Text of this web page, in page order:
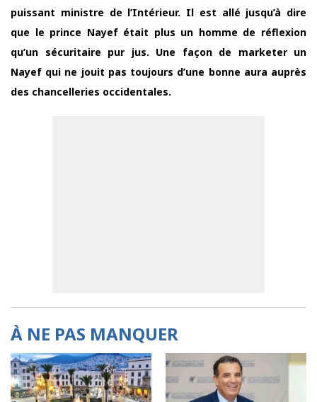
puissant ministre de l’Intérieur. Il est allé jusqu’à dire
que le prince Nayef était plus un homme de réflexion
qu’un sécuritaire pur jus. Une façon de marketer un
Nayef qui ne jouit pas toujours d’une bonne aura auprès
des chancelleries occidentales.
À NE PAS MANQUER